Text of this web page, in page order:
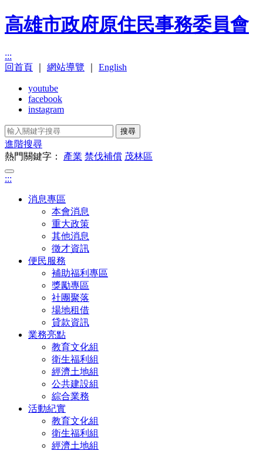
高雄市政府原住民事務委員會
:::
回首頁
網站導覽 English
youtube
facebook
instagram
搜尋
進階搜尋
熱門關鍵字： 產業 禁伐補償 茂林區
:::
消息專區
本會消息
重大政策
其他消息
徵才資訊
便民服務
補助福利專區
獎勵專區
社團聚落
場地租借
貸款資訊
業務亮點
教育文化組
衛生福利組
經濟土地組
公共建設組
綜合業務
活動紀實
教育文化組
衛生福利組
經濟土地組